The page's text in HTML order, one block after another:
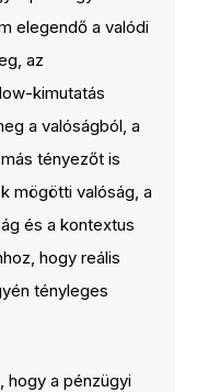
elegendő a valódi
az
kimutatás
a valóságból, a
tényezőt is
mögötti valóság, a
és a kontextus
hogy reális
tényleges
hogy a pénzügyi